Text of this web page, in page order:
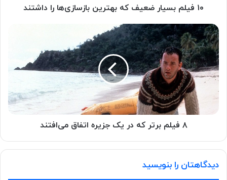
۱۰ فیلم بسیار ضعیف که بهترین بازسازی‌ها را داشتند
۸ فیلم برتر که در یک جزیره اتفاق می‌افتند
دیدگاهتان را بنویسید